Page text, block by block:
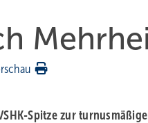
Spitze zur